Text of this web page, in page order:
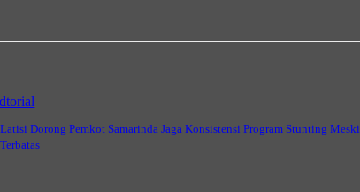
Dorong Pemkot Samarinda Jaga Konsistensi Program Stunting Meski